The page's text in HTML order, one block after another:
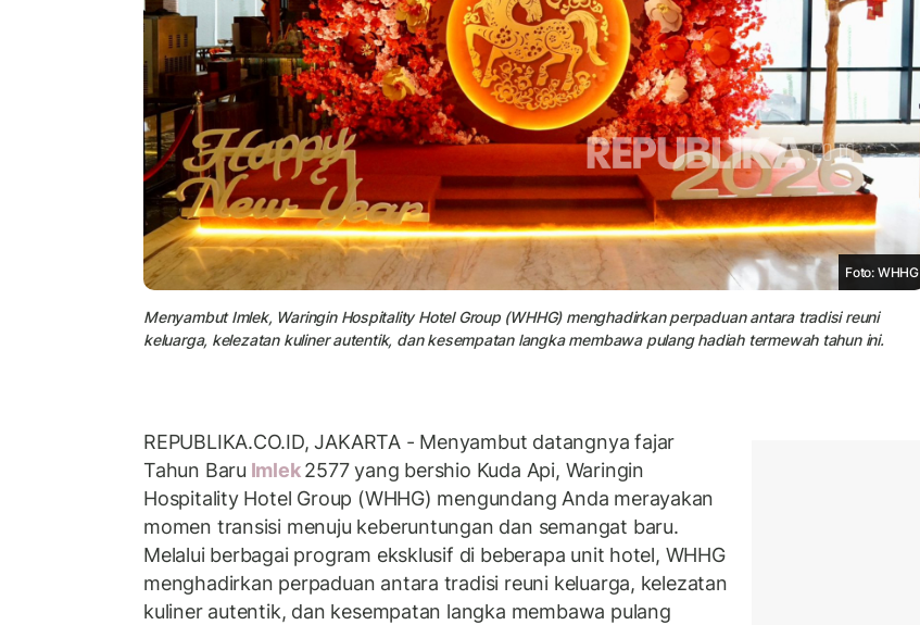
Foto: WHHG
Menyambut Imlek, Waringin Hospitality Hotel Group (WHHG) menghadirkan perpaduan antara tradisi reuni
keluarga, kelezatan kuliner autentik, dan kesempatan langka membawa pulang hadiah termewah tahun ini.
REPUBLIKA.CO.ID, JAKARTA - Menyambut datangnya fajar
Tahun Baru Imlek2577 yang bershio Kuda Api, Waringin
Hospitality Hotel Group (WHHG) mengundang Anda merayakan
momen transisi menuju keberuntungan dan semangat baru.
Melalui berbagai program eksklusif di beberapa unit hotel, WHHG
menghadirkan perpaduan antara tradisi reuni keluarga, kelezatan
kuliner autentik, dan kesempatan langka membawa pulang